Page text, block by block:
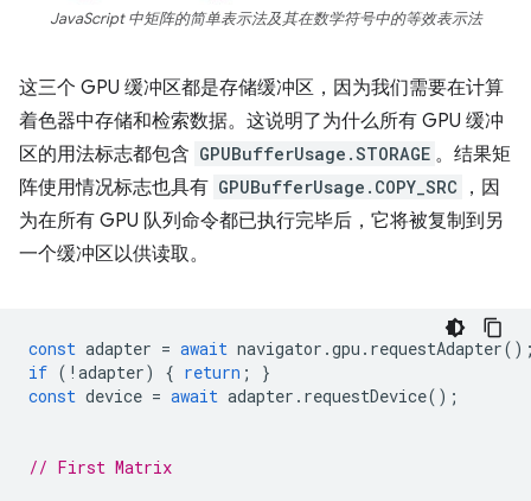
JavaScript 中矩阵的简单表示法及其在数学符号中的等效表示法
这三个 GPU 缓冲区都是存储缓冲区，因为我们需要在计算
着色器中存储和检索数据。这说明了为什么所有 GPU 缓冲
区的用法标志都包含 GPUBufferUsage.STORAGE 。结果矩
阵使用情况标志也具有 GPUBufferUsage.COPY_SRC
，因
为在所有 GPU 队列命令都已执行完毕后，它将被复制到另
一个缓冲区以供读取。
const adapter = await navigator .gpu . requestAdapter
if ( ! adapter) { return ;
}
const device = await adapter . requestDevice();
// First Matrix